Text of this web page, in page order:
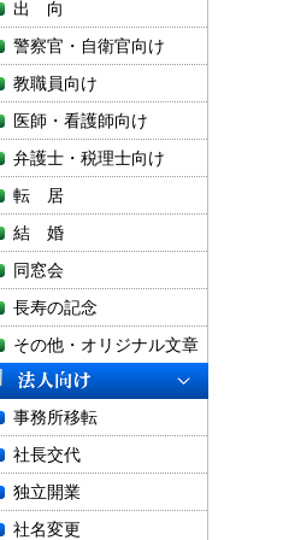
出 向
警察官・自衛官向け
教職員向け
医師・看護師向け
弁護士・税理士向け
転 居
結 婚
同窓会
長寿の記念
その他・オリジナル文章
事務所移転
社長交代
独立開業
社名変更